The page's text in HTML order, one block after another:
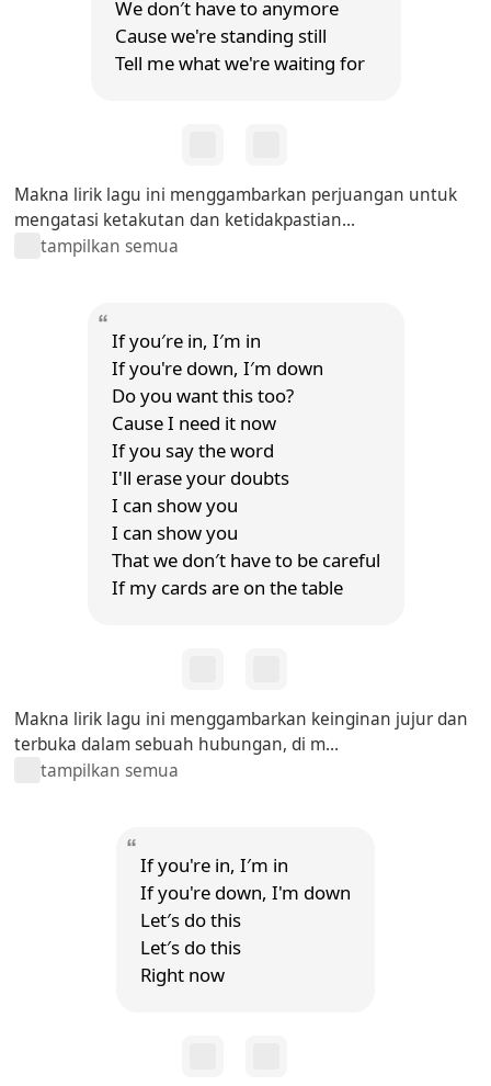
We don′t have to anymore
Cause we're standing still
Tell me what we're waiting for
Makna lirik lagu ini menggambarkan perjuangan untuk
mengatasi ketakutan dan ketidakpastian...
tampilkan semua
If you′re in, I′m in
If you're down, I′m down
Do you want this too?
Cause I need it now
If you say the word
I'll erase your doubts
I can show you
I can show you
That we don′t have to be careful
If my cards are on the table
Makna lirik lagu ini menggambarkan keinginan jujur dan
terbuka dalam sebuah hubungan, di m...
tampilkan semua
If you're in, I′m in
If you're down, I'm down
Let′s do this
Let′s do this
Right now